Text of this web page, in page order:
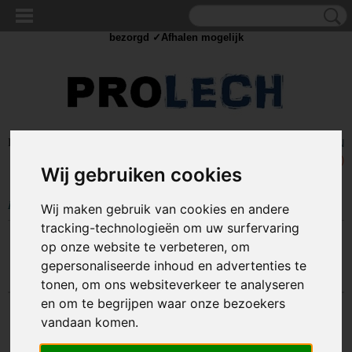
Wij gebruiken cookies
Wij maken gebruik van cookies en andere
tracking-technologieën om uw surfervaring
op onze website te verbeteren, om
gepersonaliseerde inhoud en advertenties te
tonen, om ons websiteverkeer te analyseren
en om te begrijpen waar onze bezoekers
vandaan komen.
Inloggen
UW WINKELWAGEN
(0)
Home >AUTO ACCESSOIRES>Achteruit-rij camera's & accessoires
Sorteer op:
bezorgd ✓Afhalen mogelijk